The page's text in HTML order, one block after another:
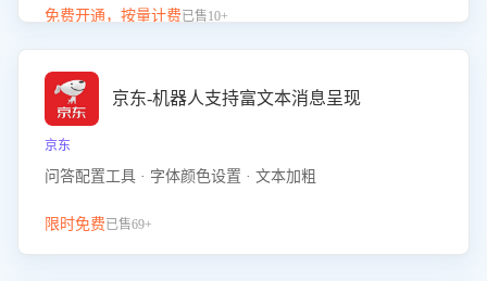
客服原因或其它部门原因，明确责任归属，提供可落地的改
改，有效提升客户满意度和店铺整体服务质量。
免费开通，按量计费已售10+
京东-机器人支持富文本消息呈现
京东
问答配置工具 · 字体颜色设置 · 文本加粗
限时免费已售69+